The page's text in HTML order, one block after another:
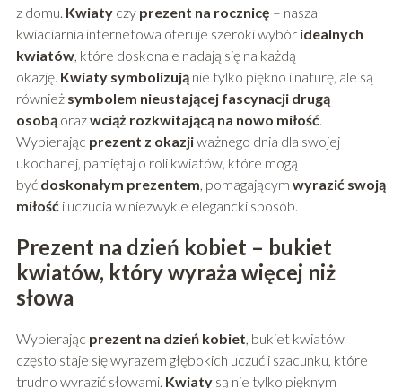
z domu. Kwiatyczy prezent na rocznicę – nasza
kwiaciarnia internetowa oferuje szeroki wybór idealnych
kwiatów, które doskonale nadają się na każdą
okazję. Kwiaty symbolizująnie tylko piękno i naturę, ale są
również symbolem nieustającej fascynacji drugą
osobąorazwciąż rozkwitającą na nowo miłość
Wybierając prezent z okazjiważnego dnia dla swojej
ukochanej, pamiętaj o roli kwiatów, które mogą
być doskonałym prezentem , pomagającym wyrazić swoją
miłość i uczucia w niezwykle elegancki sposób.
Prezent na dzień kobiet – bukiet
kwiatów, który wyraża więcej niż
słowa
Wybierając prezent na dzień kobiet , bukiet kwiatów
często staje się wyrazem głębokich uczuć i szacunku, które
trudno wyrazić słowami. Kwiatysą nie tylko pięknym